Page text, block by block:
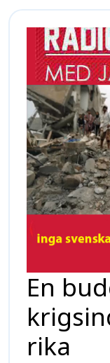
En
rika